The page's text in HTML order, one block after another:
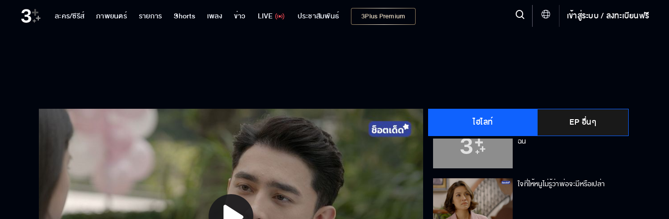
ละคร/ซีรีส์ ภาพยนตร์ รายการ Shorts เพลง ข่าว LIVE ประชาสัมพันธ์ 3Plus Premium เข้าสู่ระบบ / ลงทะเบียนฟรี
ไฮไลท์ EP อื่นๆ
มันทำอะไรไม่ได้แล้ว
เธอกล้าพูดไหมว่าเธอเป็นนางนกต่อให้
ฉัน
ใจที่ให้หนูไม่รู้ว่าพ่อจะมีหรือเปล่า